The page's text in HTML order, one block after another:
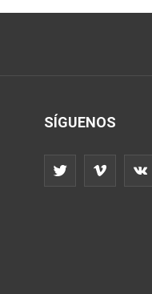
SÍGUENOS